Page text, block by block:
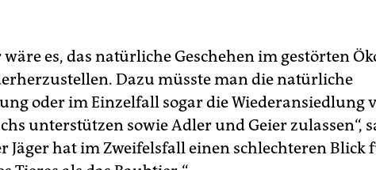
es, das natürliche Geschehen im gestörten
Dazu müsste man die natürliche
oder im Einzelfall sogar die Wiederansiedlung
unterstützen sowie Adler und Geier zulassen“,
Jäger hat im Zweifelsfall einen schlechteren Blick